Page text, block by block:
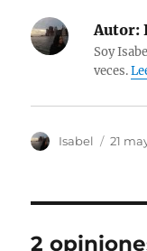
Autor:
Soy
veces.
Autor
Isabel 21
2